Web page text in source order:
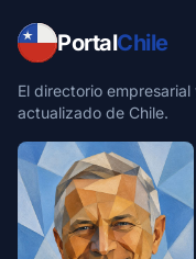
PortalChile
El directorio
actualizado de Chile.